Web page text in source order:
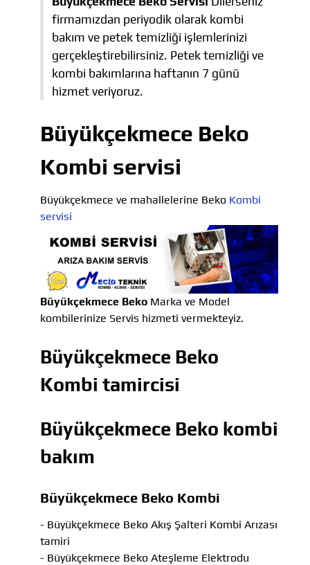
firmamızdan periyodik olarak kombi
bakım ve petek temizliği işlemlerinizi
gerçekleştirebilirsiniz. Petek temizliği ve
kombi bakımlarına haftanın 7 günü
hizmet veriyoruz.
Büyükçekmece Beko
Kombi servisi
Büyükçekmece ve mahallelerine Beko Kombi
servisi
Büyükçekmece Beko Marka ve Model
kombilerinize Servis hizmeti vermekteyiz.
Büyükçekmece Beko
Kombi tamircisi
Büyükçekmece Beko kombi
bakım
Büyükçekmece Beko Kombi
- Büyükçekmece Beko Akış Şalteri Kombi Arızası
tamiri
- Büyükçekmece Beko Ateşleme Elektrodu